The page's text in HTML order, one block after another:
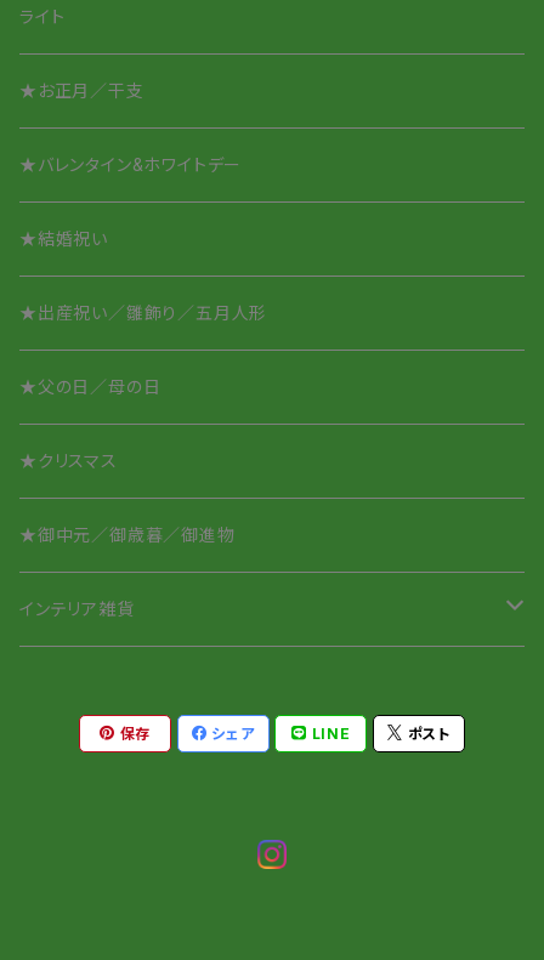
Smile Glass／取って付き
アニマルシリーズ
酒盃／ぐいのみ
オリジナル名入れ
アニマルシリーズ
ライト
★お正月／干支
★バレンタイン&ホワイトデー
★結婚祝い
★出産祝い／雛飾り／五月人形
★父の日／母の日
★クリスマス
★御中元／御歳暮／御進物
インテリア雑貨
針山／ピンクッション
保存 シェア LINE ポスト